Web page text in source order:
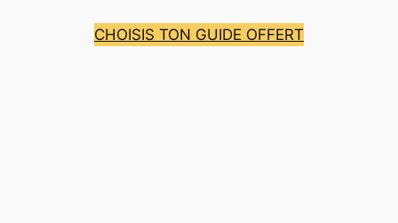
CHOISIS TON GUIDE OFFERT